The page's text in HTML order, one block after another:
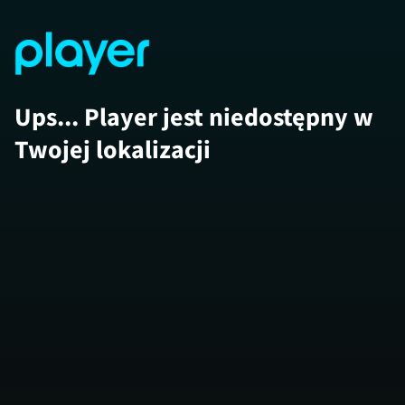
Ups... Player jest niedostępny w
Twojej lokalizacji